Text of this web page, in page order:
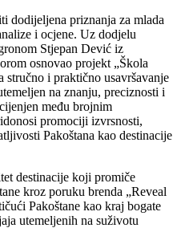
dodijeljena priznanja za mlada
i ocjene. Uz dodjelu
Stjepan Dević iz
osnovao projekt „Škola
stručno i praktično usavršavanje
na znanju, preciznosti i
među brojnim
promociji izvrsnosti,
Pakoštana kao destinacije
destinacije koji promiče
kroz poruku brenda „Reveal
Pakoštane kao kraj bogate
utemeljenih na suživotu